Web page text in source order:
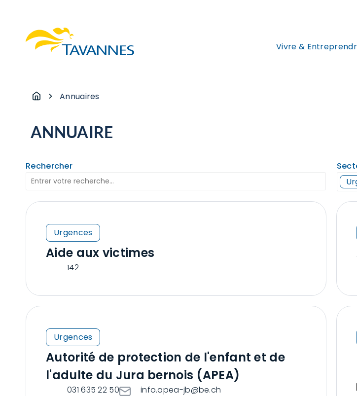
Vivre &
Annuaires
ANNUAIRE
Rechercher
Urgences
Aide aux victimes
142
Urgences
Autorité de protection de l'enfant et de
l'adulte du Jura bernois (APEA)
031 635 22 50
info.apea-jb@be.ch